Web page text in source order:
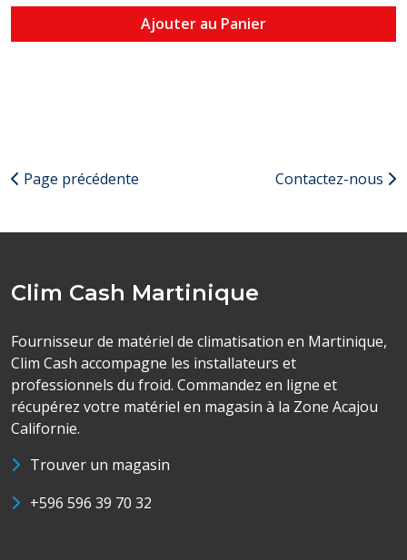
Ajouter au Panier
Page précédente Contactez-nous
Clim Cash Martinique
Fournisseur de matériel de climatisation en Martinique,
Clim Cash accompagne les installateurs et
professionnels du froid. Commandez en ligne et
récupérez votre matériel en magasin à la Zone Acajou
Californie.
Trouver un magasin
+596 596 39 70 32